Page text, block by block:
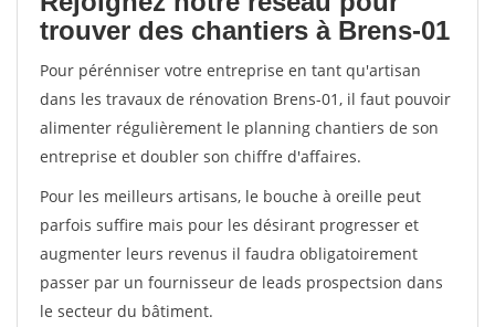
trouver des chantiers à Brens-01
Pour pérénniser votre entreprise en tant qu'artisan
dans les travaux de rénovation Brens-01, il faut pouvoir
alimenter régulièrement le planning chantiers de son
entreprise et doubler son chiffre d'affaires.
Pour les meilleurs artisans, le bouche à oreille peut
parfois suffire mais pour les désirant progresser et
augmenter leurs revenus il faudra obligatoirement
passer par un fournisseur de leads prospectsion dans
le secteur du bâtiment.